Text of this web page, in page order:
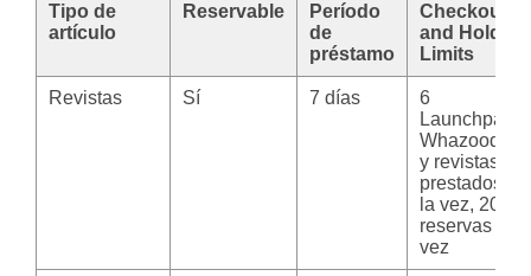
Tipo de
artículo
Reservable
Período
de
préstamo
Checkout
and Hold
Limits
Revistas Sí 7 días
6
Launchpads,
Whazoodles
y revistas
prestados a
la vez, 200
reservas a la
vez